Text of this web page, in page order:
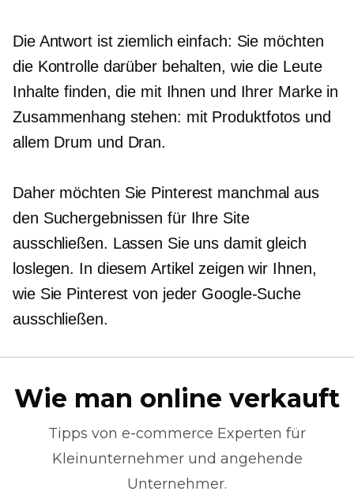
Die Antwort ist ziemlich einfach: Sie möchten
die Kontrolle darüber behalten, wie die Leute
Inhalte finden, die mit Ihnen und Ihrer Marke in
Zusammenhang stehen: mit Produktfotos und
allem Drum und Dran.
Daher möchten Sie Pinterest manchmal aus
den Suchergebnissen für Ihre Site
ausschließen. Lassen Sie uns damit gleich
loslegen. In diesem Artikel zeigen wir Ihnen,
wie Sie Pinterest von jeder Google-Suche
ausschließen.
Wie man online verkauft
Tipps von e-commerce Experten für
Kleinunternehmer und angehende
Unternehmer.